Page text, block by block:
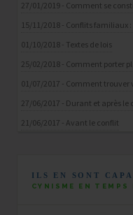
27/01/2019 - Comment se
15/11/2018 - Conflits familiaux
01/10/2018 - Textes de lois
25/02/2018 - Comment porter
01/07/2017 - Comment trouver
27/06/2017 - Durant et après le
21/06/2017 - Avant le conflit
ILS EN SONT
CYNISME EN TEMPS